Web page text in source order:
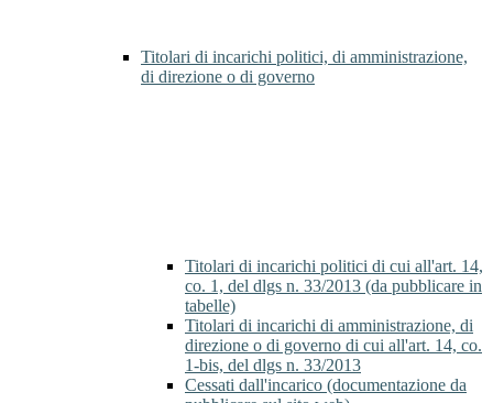
Titolari di incarichi politici, di amministrazione,
di direzione o di governo
Titolari di incarichi politici di cui all'art. 14,
co. 1, del dlgs n. 33/2013 (da pubblicare in
tabelle)
Titolari di incarichi di amministrazione, di
direzione o di governo di cui all'art. 14, co.
1-bis, del dlgs n. 33/2013
Cessati dall'incarico (documentazione da